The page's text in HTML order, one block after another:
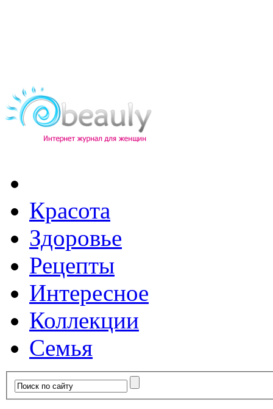
Красота
Здоровье
Рецепты
Интересное
Коллекции
Семья